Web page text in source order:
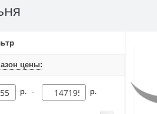
цены:
р. - р.